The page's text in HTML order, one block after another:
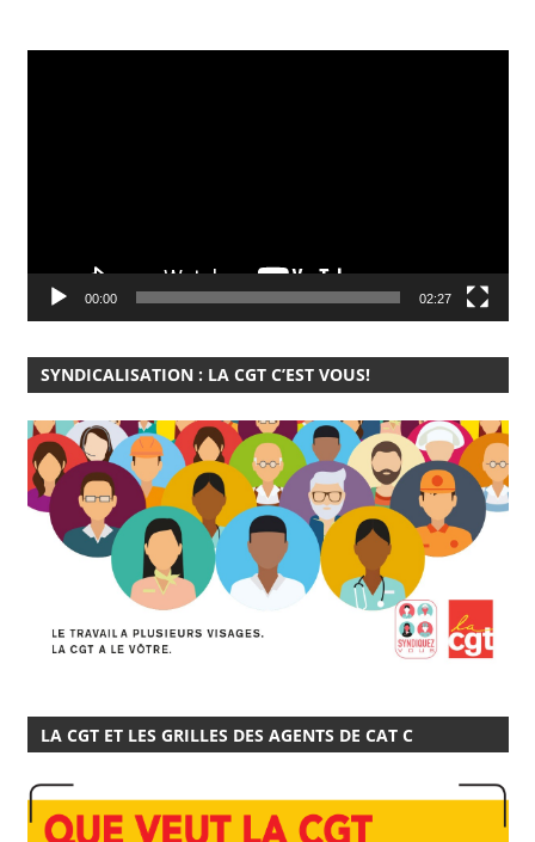
00:00 02:27
SYNDICALISATION : LA CGT C’EST VOUS!
LA CGT ET LES GRILLES DES AGENTS DE CAT C